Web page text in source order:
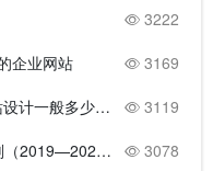
3222
3169
企业网站
3119
济南网站开发多少钱？|济南网站设计一般多少钱？
3078
济南市促进5G创新发展行动计划（2019—2021年）的主要任务